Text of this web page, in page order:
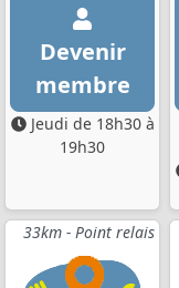
Devenir
membre
Jeudi de 18h30 à
19h30
33km - Point relais